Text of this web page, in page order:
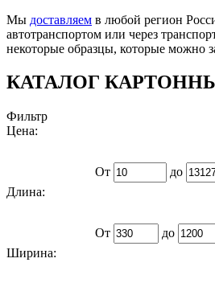
Мы доставляем в любой регион
автотранспортом или через
некоторые образцы, которые можно
КАТАЛОГ
Фильтр
Цена:
От до
Длина:
От до
Ширина: